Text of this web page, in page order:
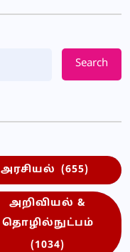
Search
அரசியல் (655)
அறிவியல் &
தொழில்நுட்பம்
(1034)